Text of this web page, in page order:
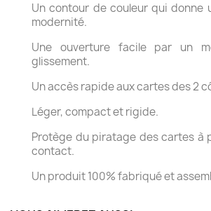
Un contour de couleur qui donne
modernité.
Une ouverture facile par un
glissement.
Un accès rapide aux cartes des 2
Léger, compact et rigide.
Protège du piratage des cartes à
contact.
Un produit 100% fabriqué et